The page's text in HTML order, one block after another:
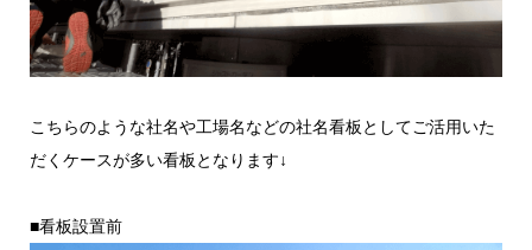
こちらのような社名や工場名などの社名看板としてご活用いた
だくケースが多い看板となります↓
■看板設置前